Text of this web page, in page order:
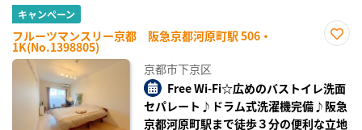
キャンペーン
フルーツマンスリー京都 阪急京都河原町駅 506・
1K(No.1398805)
録
京都市下京区
Free Wi-Fi☆広めのバストイレ洗面
セパレート♪ドラム式洗濯機完備♪阪急
京都河原町駅まで徒歩３分の便利な立地